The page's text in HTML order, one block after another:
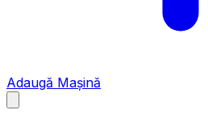
Adaugă Mașină